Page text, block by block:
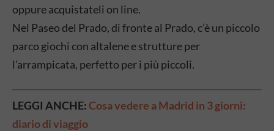
oppure acquistateli on line.
Nel Paseo del Prado, di fronte al Prado, c’è un piccolo
parco giochi con altalene e strutture per
l’arrampicata, perfetto per i più piccoli.
LEGGI ANCHE:Cosa vedere a Madrid in 3 giorni:
diario di viaggio